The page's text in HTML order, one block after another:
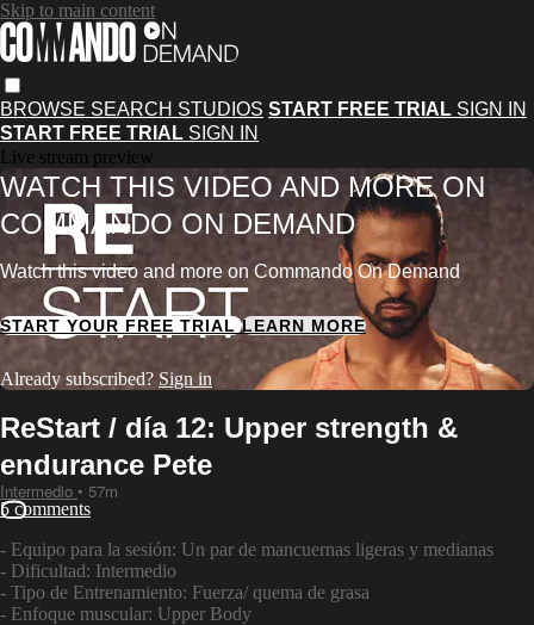
Skip to main content
BROWSE SEARCH STUDIOS START FREE TRIAL SIGN IN
START FREE TRIAL SIGN IN
Live stream preview
WATCH THIS VIDEO AND MORE ON
COMMANDO ON DEMAND
Watch this video and more on Commando On Demand
START YOUR FREE TRIALLEARN MORE
Already subscribed? Sign in
ReStart / día 12: Upper strength &
endurance Pete
Intermedio • 57m
5 comments
- Equipo para la sesión: Un par de mancuernas ligeras y medianas
- Dificultad: Intermedio
- Tipo de Entrenamiento: Fuerza/ quema de grasa
- Enfoque muscular: Upper Body